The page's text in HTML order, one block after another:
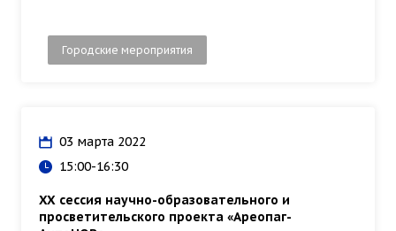
Городские мероприятия
03 марта 2022
15:00-16:30
XX сессия научно-образовательного и
просветительского проекта «Ареопаг-